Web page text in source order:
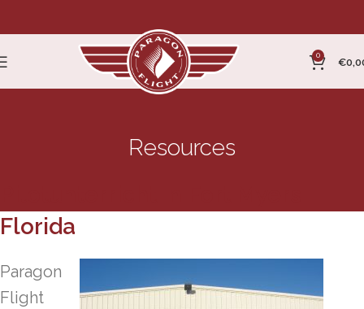
0
€
Resources
Florida
Paragon
Flight